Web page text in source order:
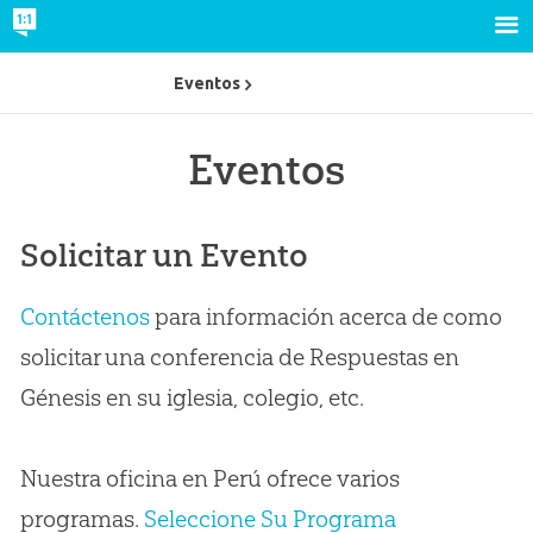
Eventos
Solicitar un Evento
Contáctenospara información acerca de como
solicitar una conferencia de Respuestas en
Génesis en su iglesia, colegio, etc.
Nuestra oficina en Perú ofrece varios
programas. Seleccione Su Programa
Eventos